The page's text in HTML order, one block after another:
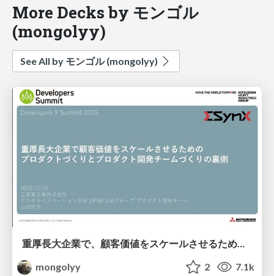
More Decks by モンゴル
(mongolyy)
See All by モンゴル (mongolyy)
重厚長大企業で、顧客価値をスケールさせるためのプロダクトづくりとプロダクト開発チームづくりの裏側 / Developers X Summit 2025
mongolyy
2 7.1k